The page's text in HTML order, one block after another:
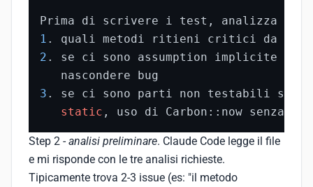
1
2 . se ci sono assumption implicite nel
3 . se ci sono parti non testabili
static , uso di Carbon::now senza
Step 2 -analisi preliminare. Claude Code legge il file
e mi risponde con le tre analisi richieste.
Tipicamente trova 2-3 issue (es: "il metodo